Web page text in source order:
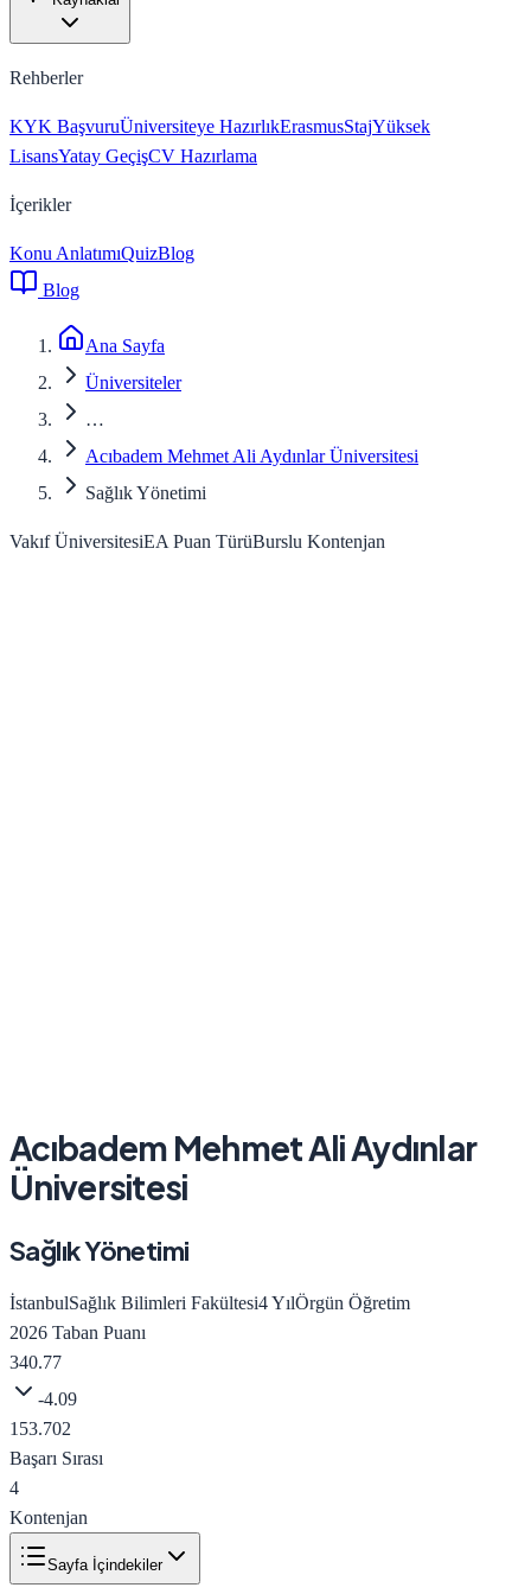
Rehberler
KYK BaşvuruÜniversiteye HazırlıkErasmusStajYüksek
LisansYatay GeçişCV Hazırlama
İçerikler
Konu AnlatımıQuizBlog
Blog
Ana Sayfa
Üniversiteler
…
Acıbadem Mehmet Ali Aydınlar Üniversitesi
Sağlık Yönetimi
Vakıf ÜniversitesiEA Puan TürüBurslu Kontenjan
Acıbadem Mehmet Ali Aydınlar
Üniversitesi
Sağlık Yönetimi
İstanbulSağlık Bilimleri Fakültesi4YılÖrgün Öğretim
2026 Taban Puanı
340.77
-4.09
153.702
Başarı Sırası
4
Kontenjan
Sayfa İçindekiler